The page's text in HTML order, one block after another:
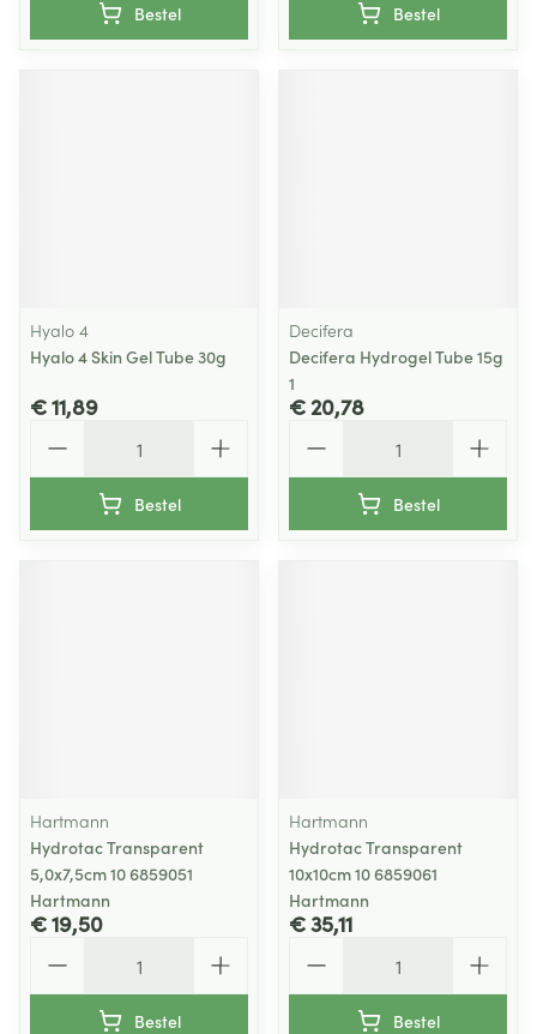
Bestel Bestel
Hyalo 4
Hyalo 4 Skin Gel Tube 30g
€ 11,89
Bestel
Decifera
Decifera Hydrogel Tube 15g
1
€ 20,78
Bestel
Hartmann
Hydrotac Transparent
5,0x7,5cm 10 6859051
Hartmann
€ 19,50
Bestel
Hartmann
Hydrotac Transparent
10x10cm 10 6859061
Hartmann
€ 35,11
Bestel